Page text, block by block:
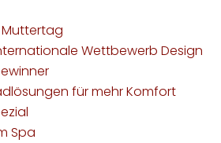
Muttertag
Wettbewerb Design
für mehr Komfort
Spa